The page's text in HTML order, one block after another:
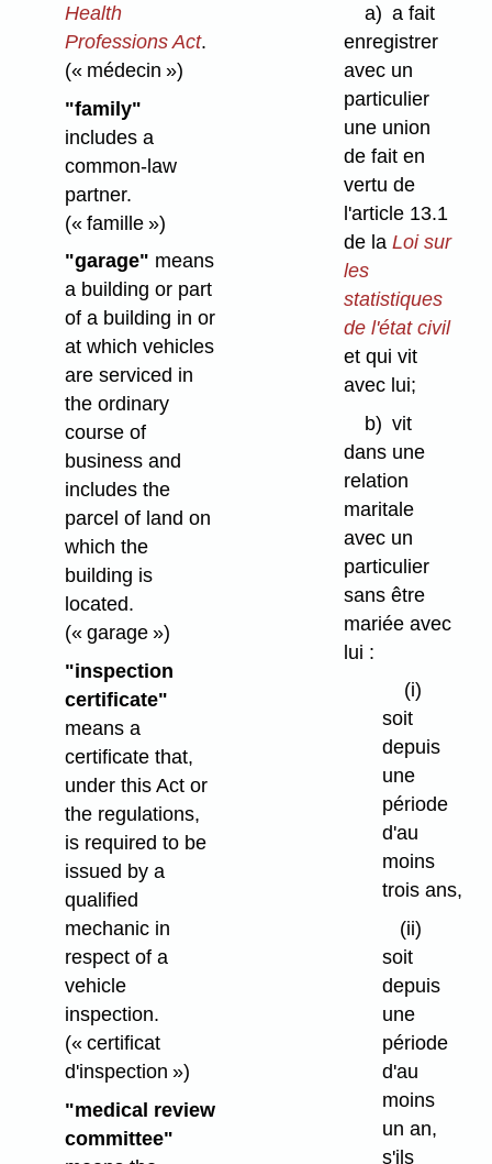
Health
Professions Act.
(« médecin »)
"family"
includes a
common-law
partner.
(« famille »)
"garage" means
a building or part
of a building in or
at which vehicles
are serviced in
the ordinary
course of
business and
includes the
parcel of land on
which the
building is
located.
(« garage »)
"inspection
certificate"
means a
certificate that,
under this Act or
the regulations,
is required to be
issued by a
qualified
mechanic in
respect of a
vehicle
inspection.
(« certificat
d'inspection »)
"medical review
committee"
a) a fait
enregistrer
avec un
particulier
une union
de fait en
vertu de
l'article 13.1
de la Loi sur
les
statistiques
de l'état civil
et qui vit
avec lui;
b) vit
dans une
relation
maritale
avec un
particulier
sans être
mariée avec
lui :
(i)
soit
depuis
une
période
d'au
moins
trois ans,
(ii)
soit
depuis
une
période
d'au
moins
un an,
s'ils